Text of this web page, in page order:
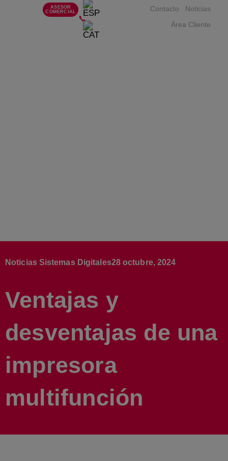
ASESOR
COMERCIAL
📞
Contacto
Noticias
Área Cliente
Noticias Sistemas Digitales28 octubre, 2024
Ventajas y
desventajas de una
impresora
multifunción